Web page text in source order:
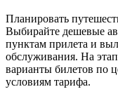
Планировать
Выбирайте дешевые
пунктам прилета и
обслуживания. На
варианты билетов по
условиям тарифа.